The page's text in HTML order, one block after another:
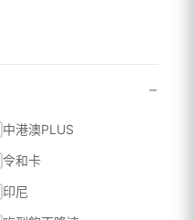
−
中港澳PLUS
令和卡
印尼